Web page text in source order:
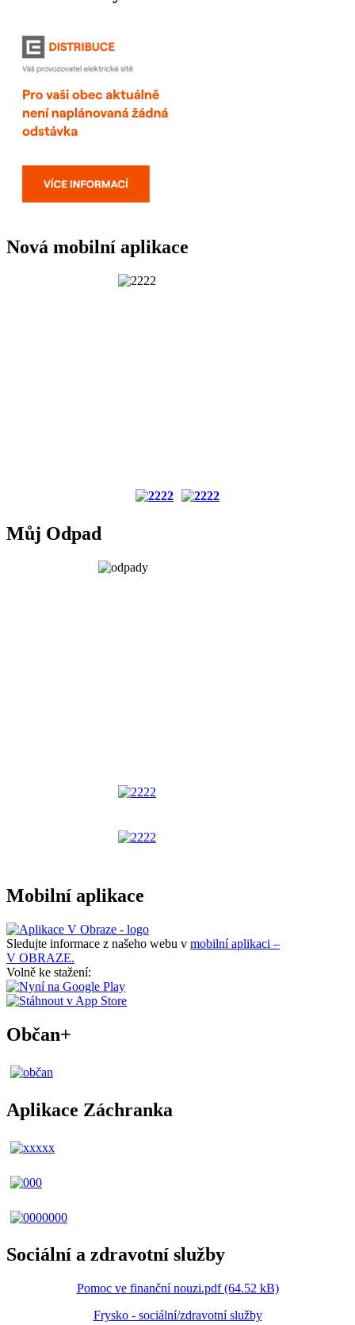
Nová mobilní aplikace
Můj Odpad
Mobilní aplikace
Sledujte informace z našeho webu v mobilní aplikaci –
V OBRAZE.
Volně ke stažení:
Občan+
Aplikace Záchranka
Sociální a zdravotní služby
Pomoc ve finanční nouzi.pdf (64.52 kB)
Frysko - sociální/zdravotní služby